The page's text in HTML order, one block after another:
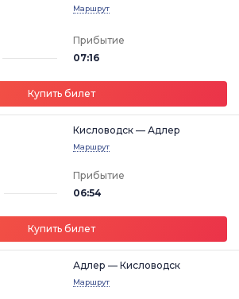
Маршрут
Прибытие
07:16
Купить билет
Кисловодск — Адлер
Маршрут
Прибытие
06:54
Купить билет
Адлер — Кисловодск
Маршрут